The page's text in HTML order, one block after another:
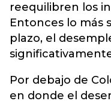
reequilibren los
Entonces lo más
plazo, el
Por debajo de
en donde el